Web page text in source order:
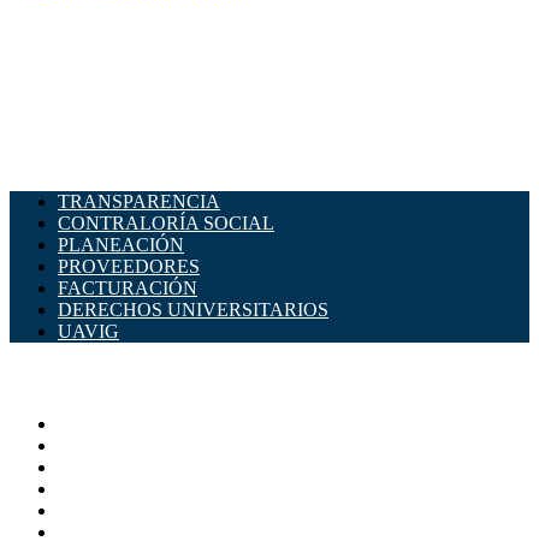
TRANSPARENCIA
CONTRALORÍA SOCIAL
PLANEACIÓN
PROVEEDORES
FACTURACIÓN
DERECHOS UNIVERSITARIOS
UAVIG